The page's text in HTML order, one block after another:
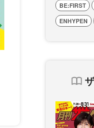
BE:FIRST
ENHYPEN